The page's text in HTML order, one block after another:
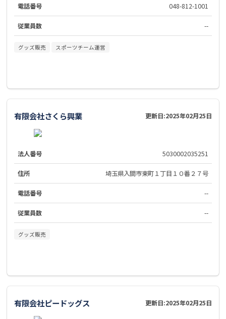
電話番号 048-812-1001
従業員数 --
グッズ販売 スポーツチーム運営
有限会社さくら興業 更新日:2025年02月25日
法人番号 5030002035251
住所 埼玉県入間市東町１丁目１０番２７号
電話番号 --
従業員数 --
グッズ販売
有限会社ピードッグス 更新日:2025年02月25日